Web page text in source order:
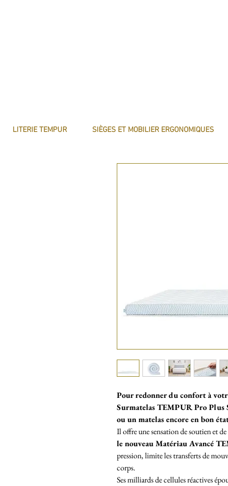
LITERIE TEMPUR SIÈGES ET MOBILIER ERGONOMIQUES
Pour redonner du confort à
Surmatelas TEMPUR Pro Plus
ou un matelas encore en bon
Il offre une sensation de soutien et
le nouveau Matériau Avancé
pression, limite les transferts de
corps.
Ses milliards de cellules réactives